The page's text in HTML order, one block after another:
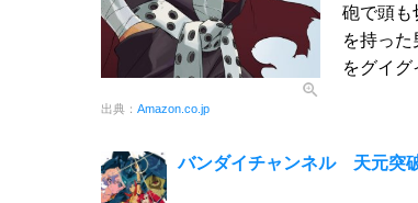
出典： Amazon.co.jp
砲で頭も
を持っ
をグイグ
バンダイチャンネル 天元突